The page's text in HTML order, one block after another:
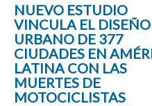
NUEVO ESTUDIO
VINCULA EL DISEÑO
URBANO DE 377
CIUDADES EN
LATINA CON LAS
MUERTES DE
MOTOCICLISTAS